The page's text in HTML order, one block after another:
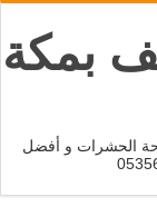
بمكة
الحشرات و أفضل